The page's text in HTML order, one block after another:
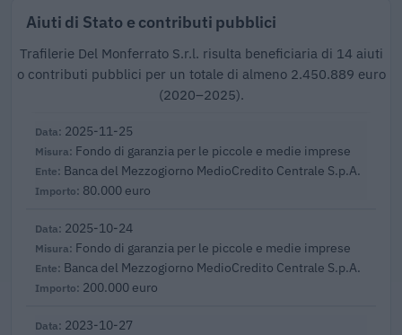
Aiuti di Stato e contributi pubblici
Trafilerie Del Monferrato S.r.l. risulta beneficiaria di 14 aiuti
o contributi pubblici per un totale di almeno 2.450.889 euro
(2020–2025).
2025-11-25
Fondo di garanzia per le piccole e medie imprese
Banca del Mezzogiorno MedioCredito Centrale S.p.A.
80.000 euro
2025-10-24
Fondo di garanzia per le piccole e medie imprese
Banca del Mezzogiorno MedioCredito Centrale S.p.A.
200.000 euro
2023-10-27